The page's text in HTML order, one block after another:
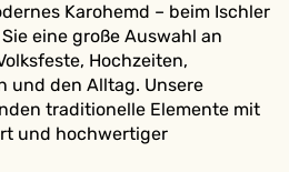
Karohemd – beim Ischler
eine große Auswahl an
Hochzeiten,
und den Alltag. Unsere
traditionelle Elemente mit
und hochwertiger